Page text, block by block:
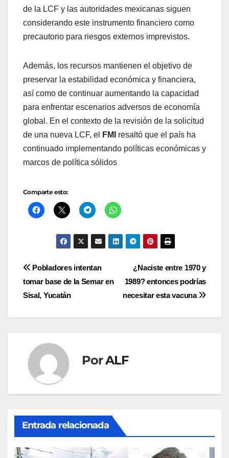
de la LCF y las autoridades mexicanas siguen
considerando este instrumento financiero como
precautorio para riesgos externos imprevistos.
Además, los recursos mantienen el objetivo de
preservar la estabilidad económica y financiera,
así como de continuar aumentando la capacidad
para enfrentar escenarios adversos de economía
global. En el contexto de la revisión de la solicitud
de una nueva LCF, el
FMI
resaltó que el país ha
continuado implementando políticas económicas y
marcos de política sólidos
Comparte esto:
Navegación
de
entradas
¿Naciste entre 1970 y
1989? entonces podrías
necesitar esta vacuna
Pobladores intentan
tomar base de la Semar en
Sisal, Yucatán
PorALF
Entrada relacionada